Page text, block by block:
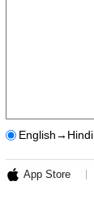
English→Hindi
App Store